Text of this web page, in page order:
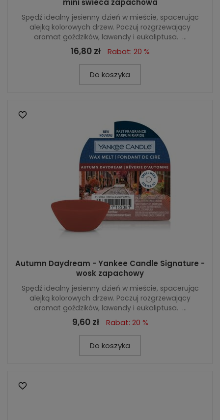
mini świeca zapachowa
Spędź idealny jesienny dzień w mieście, spacerując
alejką kolorowych drzew. Poczuj rozgrzewający
aromat goździków, lawendy i eukaliptusa. ...
16,80 zł Rabat: 20 %
Do koszyka
Autumn Daydream - Yankee Candle Signature -
wosk zapachowy
Spędź idealny jesienny dzień w mieście, spacerując
alejką kolorowych drzew. Poczuj rozgrzewający
aromat goździków, lawendy i eukaliptusa. ...
9,60 zł Rabat: 20 %
Do koszyka